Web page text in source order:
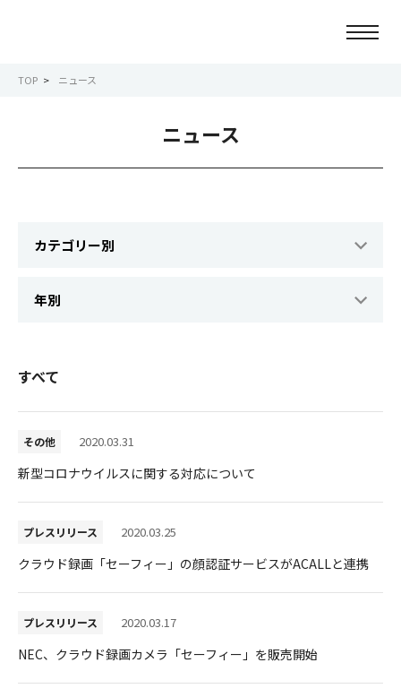
会社情報
サステナビリティ
採用情報
TOP ニュース
ニュース
すべて
その他 2020.03.31
新型コロナウイルスに関する対応について
プレスリリース 2020.03.25
クラウド録画「セーフィー」の顔認証サービスがACALLと連携
プレスリリース 2020.03.17
NEC、クラウド録画カメラ「セーフィー」を販売開始